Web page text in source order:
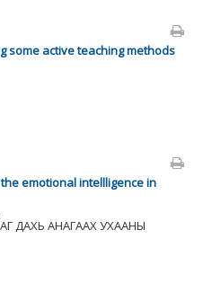
some active teaching methods
emotional intellligence in
ДАХЬ АНАГААХ УХААНЫ